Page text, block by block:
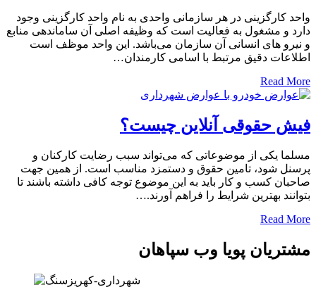
کارگزینی در هر سازمانی واحدی به نام واحد کارگزینی وجود
و مشغول به فعالیت است که وظیفه اصلی آن ساماندهی منابع
های انسانی آن سازمان می‌باشد. این واحد موظف است
دقیق مرتبط با اسامی کارمندان…
Read
حقوقی آنلاین چیست؟
یکی از موضوعاتی که می‌تواند سبب رضایت کارکنان و
شود، تامین حقوق و دستمزد مناسب است. از همین جهت
کسب و کار باید به این موضوع توجه کافی داشته باشند تا
بهترین شرایط را فراهم آورند.…
Read
پویا وب سپاهان